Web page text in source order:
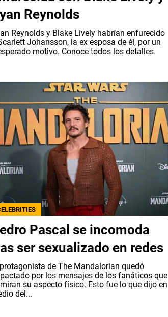
Reynolds
Reynolds y Blake Lively habrían enfurecido
Johansson, la ex esposa de él, por un
motivo. Conoce todos los detalles.
Pascal se incomoda
ser sexualizado en redes
de The Mandalorian quedó
por los mensajes de los fanáticos que
su aspecto físico. Esto fue lo que dijo en
del...